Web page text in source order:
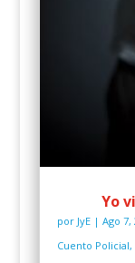
Yo
por JyE| Ago 7,
Cuento Policial,